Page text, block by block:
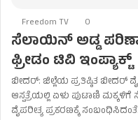
Freedom TV 0
ಸೆಲಾಯಿನ್ ಅಡ್ಡ
ಫ್ರೀಡಂ ಟಿವಿ ಇಂಪ್ಯಾಕ್ಟ್​
ಬೀದರ್: ಜಿಲ್ಲೆಯ ಪ್ರತಿಷ್ಠಿತ ಬೀದರ್
ಆಸ್ಪತ್ರೆಯಲ್ಲಿ ಏಳು ಪುಟಾಣಿ
ವೈಪರೀತ್ಯ ಪ್ರಕರಣಕ್ಕೆ